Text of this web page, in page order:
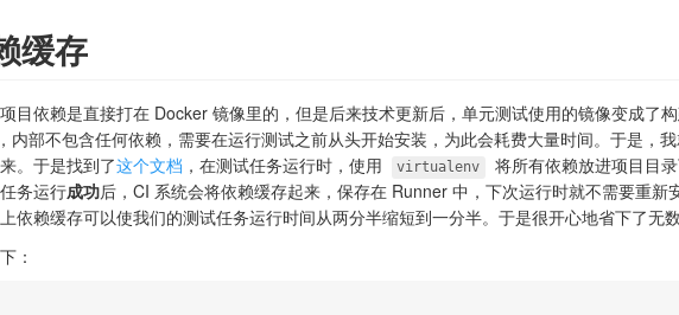
缓存
目依赖是直接打在 Docker 镜像里的，但是后来技术更新后，单元测试使用的镜像变成了
，内部不包含任何依赖，需要在运行测试之前从头开始安装，为此会耗费大量时间。于是，
。于是找到了这个文档 ，在测试任务运行时，使用 virtualenv
将所有依赖放进项目目
务运行成功后，CI 系统会将依赖缓存起来，保存在 Runner 中，下次运行时就不需要重新
依赖缓存可以使我们的测试任务运行时间从两分半缩短到一分半。于是很开心地省下了无
：